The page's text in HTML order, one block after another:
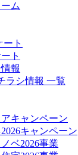
ム
ート
ト
報
ラシ情報 一覧
キャンペーン
キャンペーン
ベ2026事業